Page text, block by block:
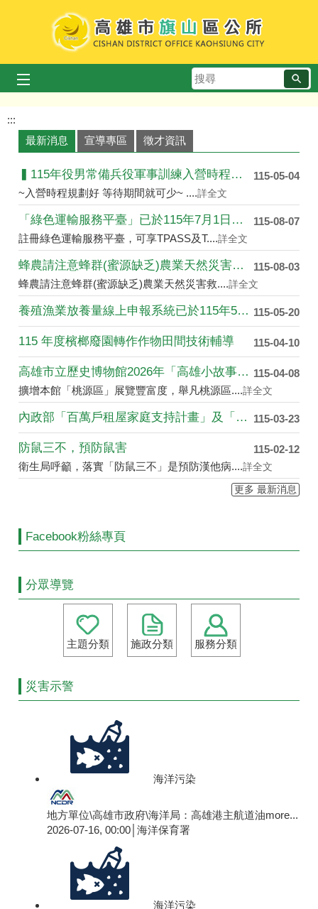
跳到主要內容區塊
搜
尋
歡迎蒞臨旗山區公所
旗山橋美景
旗山老街巴洛克街屋
地景橋芒草秋色
毛豆田
:::
最新消息
宣導專區 徵才資訊
115-05-04
▍115年役男常備兵役軍事訓練入營時程申請 ▍
~入營時程規劃好 等待期間就可少~ ....詳全文
115-08-07
「綠色運輸服務平臺」已於115年7月1日上線提供服....
註冊綠色運輸服務平臺，可享TPASS及T....詳全文
115-08-03
蜂農請注意蜂群(蜜源缺乏)農業天然災害救助開始受理....
蜂農請注意蜂群(蜜源缺乏)農業天然災害救....詳全文
115-05-20
養殖漁業放養量線上申報系統已於115年5月4日於農....
115-04-10
115 年度檳榔廢園轉作作物田間技術輔導
115-04-08
高雄市立歷史博物館2026年「高雄小故事」創作徵件....
擴增本館「桃源區」展覽豐富度，舉凡桃源區....詳全文
115-03-23
內政部「百萬戶租屋家庭支持計畫」及「青年婚育租屋協....
115-02-12
防鼠三不，預防鼠害
衛生局呼籲，落實「防鼠三不」是預防漢他病....詳全文
更多 最新消息
Facebook粉絲專頁
分眾導覽
主題分類 施政分類 服務分類
災害示警
海洋污染
地方單位\高雄市政府\海洋局：高雄港主航道油more...
2026-07-16, 00:00│海洋保育署
海洋污染